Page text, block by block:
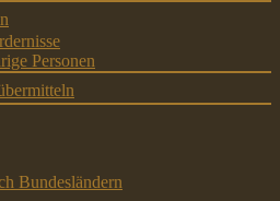
Personen
Bundesländern